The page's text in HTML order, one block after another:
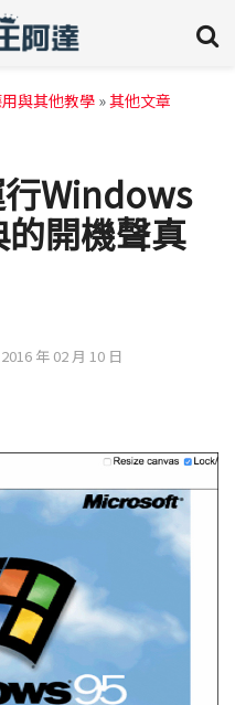
與其他教學 »其他文章
Windows
開機聲真
年 02 月 10 日